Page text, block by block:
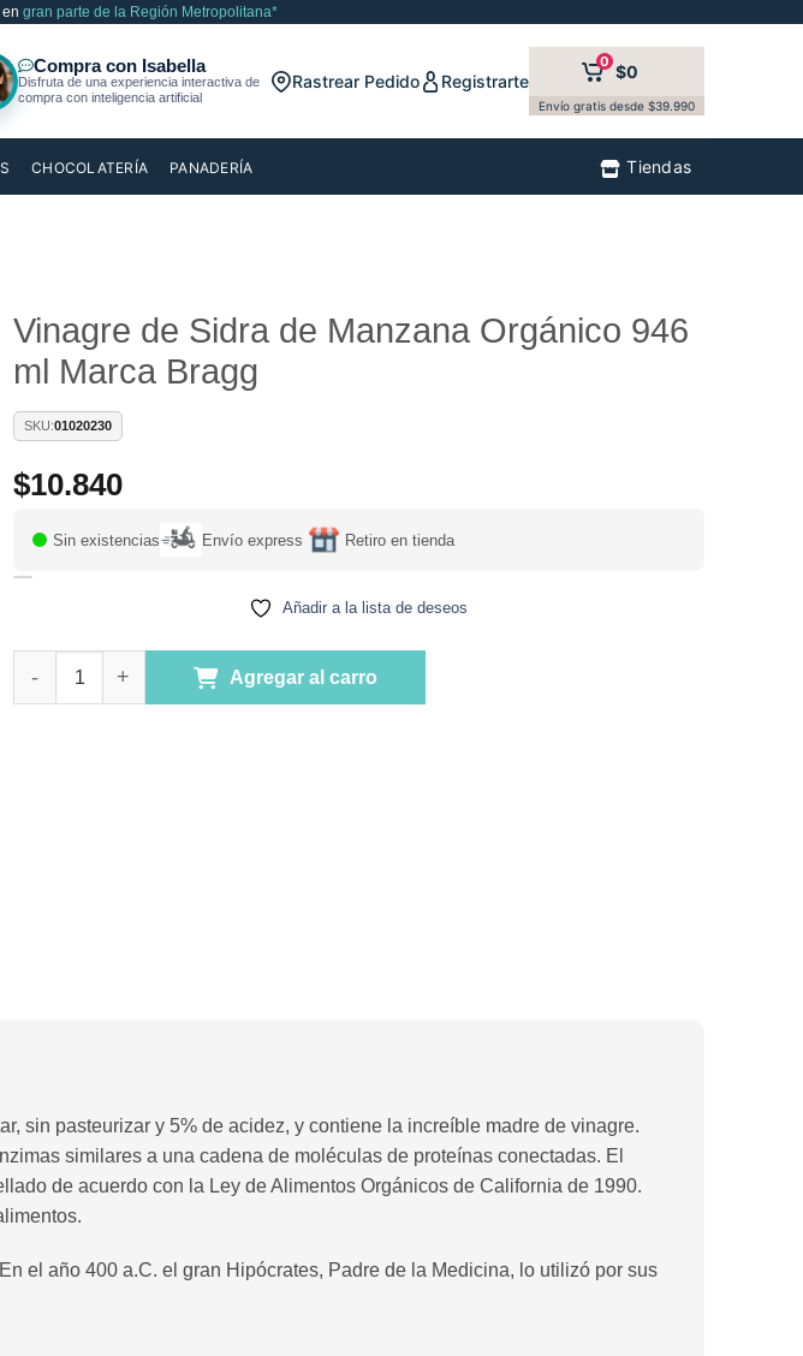
gran parte de la Región Metropolitana*
Rastrear Pedido Registrarte
0 $0
Envío gratis desde $39.990
CHOCOLATERÍA PANADERÍA Tiendas
Vinagre de Sidra de Manzana Orgánico 946
ml Marca Bragg
SKU:01020230
$10.840
Sin existencias Envío express Retiro en tienda
Añadir a la lista de deseos
Agregar al carro
sin pasteurizar y 5% de acidez, y contiene la increíble madre de vinagre.
similares a una cadena de moléculas de proteínas conectadas. El
de acuerdo con la Ley de Alimentos Orgánicos de California de 1990.
el año 400 a.C. el gran Hipócrates, Padre de la Medicina, lo utilizó por sus